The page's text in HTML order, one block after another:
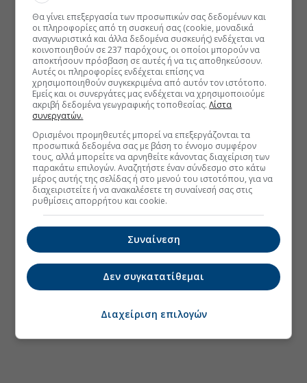
Θα γίνει επεξεργασία των προσωπικών σας δεδομένων και
οι πληροφορίες από τη συσκευή σας (cookie, μοναδικά
αναγνωριστικά και άλλα δεδομένα συσκευής) ενδέχεται να
κοινοποιηθούν σε 237 παρόχους, οι οποίοι μπορούν να
αποκτήσουν πρόσβαση σε αυτές ή να τις αποθηκεύσουν.
Αυτές οι πληροφορίες ενδέχεται επίσης να
χρησιμοποιηθούν συγκεκριμένα από αυτόν τον ιστότοπο.
Εμείς και οι συνεργάτες μας ενδέχεται να χρησιμοποιούμε
ακριβή δεδομένα γεωγραφικής τοποθεσίας.Λίστα
συνεργατών.
Ορισμένοι προμηθευτές μπορεί να επεξεργάζονται τα
προσωπικά δεδομένα σας με βάση το έννομο συμφέρον
τους, αλλά μπορείτε να αρνηθείτε κάνοντας διαχείριση των
παρακάτω επιλογών. Αναζητήστε έναν σύνδεσμο στο κάτω
μέρος αυτής της σελίδας ή στο μενού του ιστοτόπου, για να
διαχειριστείτε ή να ανακαλέσετε τη συναίνεσή σας στις
ρυθμίσεις απορρήτου και cookie.
Συναίνεση
Δεν συγκατατίθεμαι
Διαχείριση επιλογών